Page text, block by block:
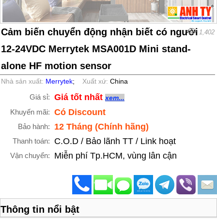
Cảm biến chuyển động nhận biết có người
12-24VDC Merrytek MSA001D Mini stand-
alone HF motion sensor
1,402
Nhà sản xuất: Merrytek; Xuất xứ:China
Giá sỉ: Giá tốt nhất xem...
Khuyến mãi: Có Discount
Bảo hành: 12 Tháng (Chính hãng)
Thanh toán: C.O.D / Bảo lãnh TT / Link hoạt
Vận chuyển: Miễn phí Tp.HCM, vùng lân cận
Thông tin nổi bật